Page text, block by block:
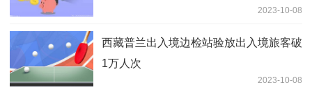
2023-10-08
西藏普兰出入境边检站验放出入境旅客破
1万人次
2023-10-08